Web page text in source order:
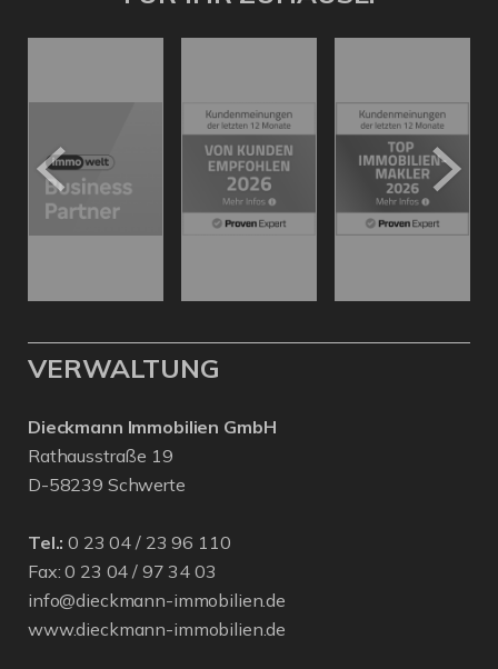
VERWALTUNG
Dieckmann Immobilien GmbH
Rathausstraße 19
D-58239 Schwerte
Tel.: 0 23 04 / 23 96 110
Fax: 0 23 04 / 97 34 03
info@dieckmann-immobilien.de
www.dieckmann-immobilien.de